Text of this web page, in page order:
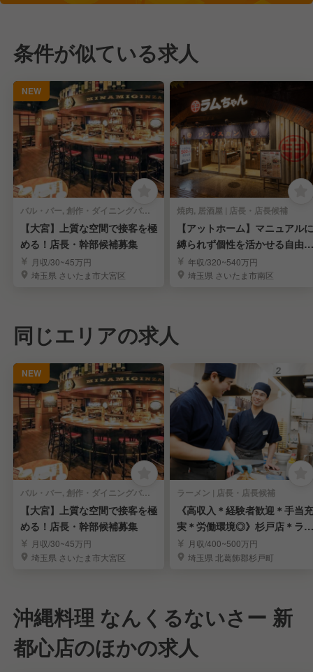
条件が似ている求人
NEW
バル・バー, 創作・ダイニングバー | 店長・店長候補
【大宮】上質な空間で接客を極
める！店長・幹部候補募集
月収/30~45万円
埼玉県 さいたま市大宮区
焼肉, 居酒屋 | 店長・店長候補
【アットホーム】マニュアルに
縛られず個性を活かせる自由な
接客スタイル♪
年収/320~540万円
埼玉県 さいたま市南区
同じエリアの求人
NEW
バル・バー, 創作・ダイニングバー | 店長・店長候補
【大宮】上質な空間で接客を極
める！店長・幹部候補募集
月収/30~45万円
埼玉県 さいたま市大宮区
ラーメン | 店長・店長候補
《高収入＊経験者歓迎＊手当充
実＊労働環境◎》杉戸店＊ラー
メンの店長候補募集
月収/400~500万円
埼玉県 北葛飾郡杉戸町
沖縄料理 なんくるないさー 新
都心店のほかの求人